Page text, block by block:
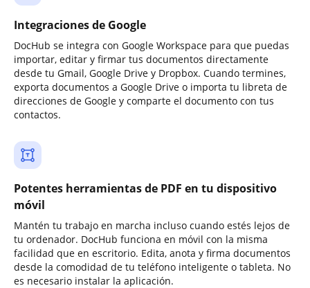
Integraciones de Google
DocHub se integra con Google Workspace para que puedas
importar, editar y firmar tus documentos directamente
desde tu Gmail, Google Drive y Dropbox. Cuando termines,
exporta documentos a Google Drive o importa tu libreta de
direcciones de Google y comparte el documento con tus
contactos.
Potentes herramientas de PDF en tu dispositivo
móvil
Mantén tu trabajo en marcha incluso cuando estés lejos de
tu ordenador. DocHub funciona en móvil con la misma
facilidad que en escritorio. Edita, anota y firma documentos
desde la comodidad de tu teléfono inteligente o tableta. No
es necesario instalar la aplicación.